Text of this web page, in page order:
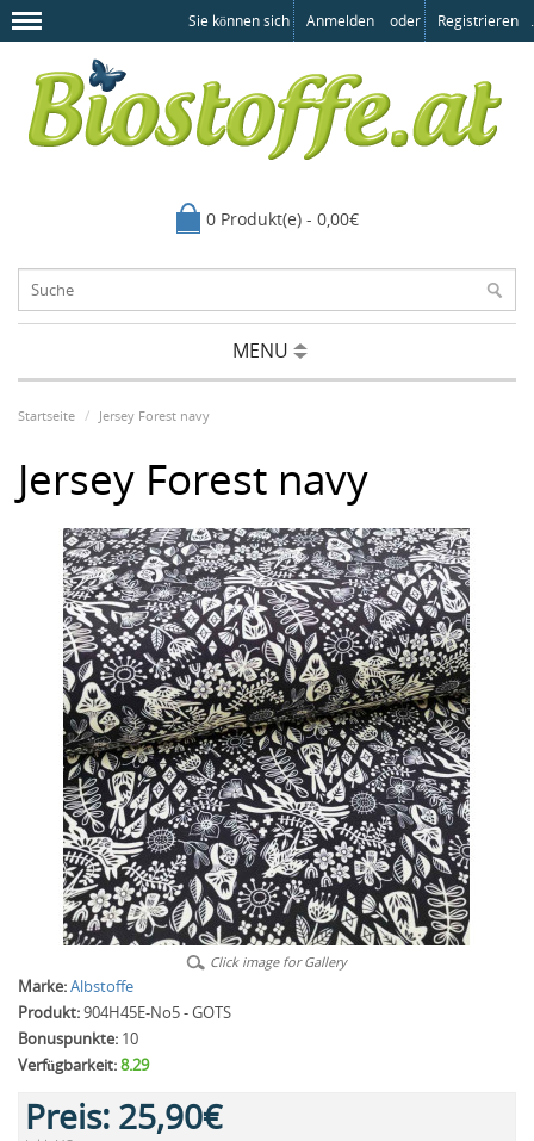
Sie können sich Anmelden oder Registrieren .
0 Produkt(e) - 0,00€
MENU
Startseite Jersey Forest navy
Jersey Forest navy
Click image for Gallery
Marke:Albstoffe
Produkt:904H45E-No5 - GOTS
Bonuspunkte: 10
Verfügbarkeit:8.29
Preis: 25,90€